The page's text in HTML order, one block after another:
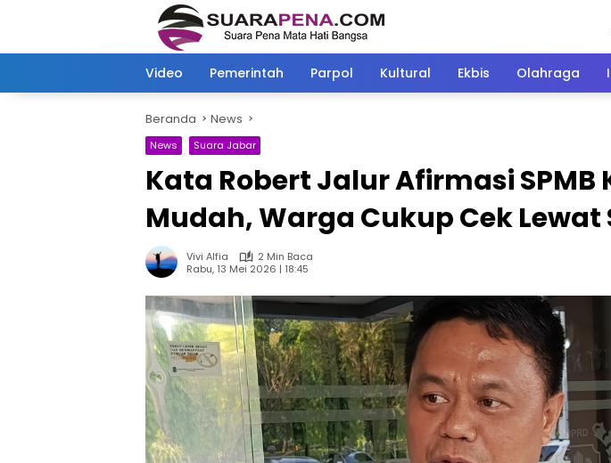
Video Pemerintah Parpol Kultural Ekbis Olahraga
Beranda News
News Suara Jabar
Kata Robert Jalur Afirmasi SPMB
Mudah, Warga Cukup Cek Lewat
Vivi Alfia
2 Min Baca
Rabu, 13 Mei 2026 | 18:45